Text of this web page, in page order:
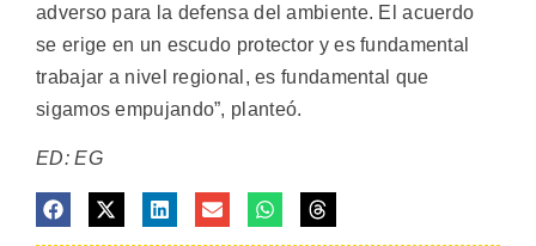
adverso para la defensa del ambiente. El acuerdo
se erige en un escudo protector y es fundamental
trabajar a nivel regional, es fundamental que
sigamos empujando”, planteó.
ED: EG